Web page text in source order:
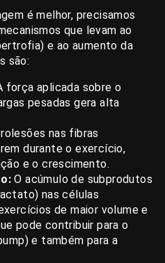
é melhor, precisamos
que levam ao
e ao aumento da
são:
força aplicada sobre o
pesadas gera alta
nas fibras
durante o exercício,
e o crescimento.
O acúmulo de subprodutos
nas células
de maior volume e
pode contribuir para o
e também para a